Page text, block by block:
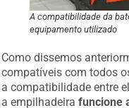
A compatibilidade da
equipamento utilizado
Como dissemos
compatíveis com todos
a compatibilidade entre
a empilhadeirafuncione